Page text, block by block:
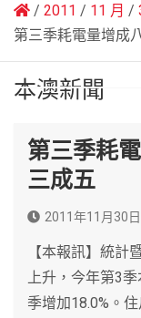
2011 11 月
第三季耗電量增成
本澳新聞
第三季耗
三成五
2011年11月30日
【本報訊】統計
上升，今年第3
季增加18.0%。